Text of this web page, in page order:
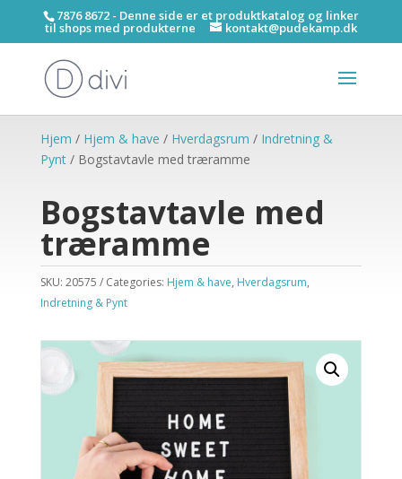
7876 8672 - Denne side er et produktkatalog og linker
til shops med produkterne kontakt@pudekamp.dk
Hjem / Hjem & have / Hverdagsrum / Indretning &
Pynt/ Bogstavtavle med træramme
Bogstavtavle med
træramme
SKU: 20575 Categories: Hjem & have, Hverdagsrum,
Indretning & Pynt